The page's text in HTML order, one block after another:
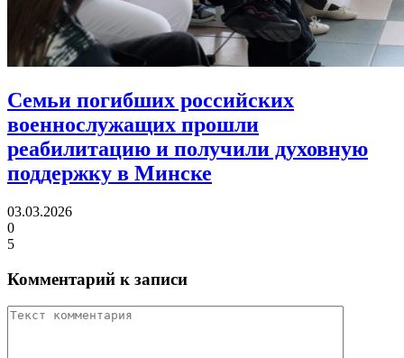
Семьи погибших российских
военнослужащих прошли
реабилитацию и получили духовную
поддержку в Минске
03.03.2026
0
5
Комментарий к записи